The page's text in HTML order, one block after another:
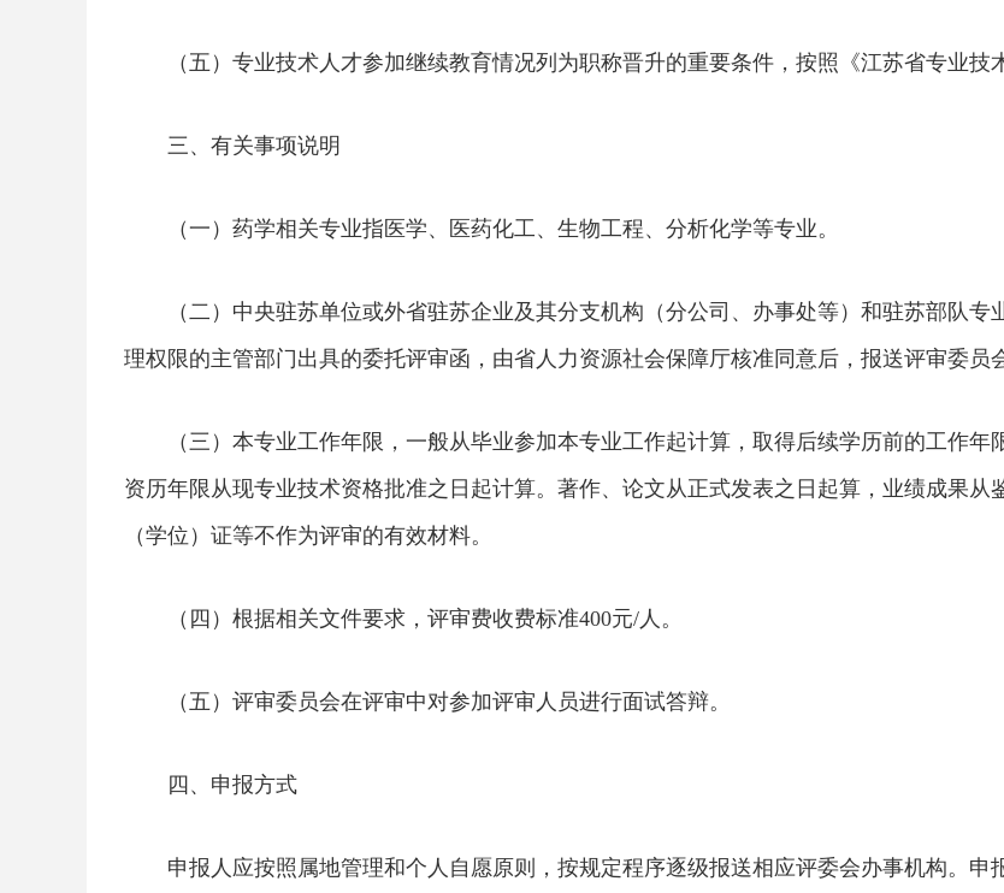
（五）专业技术人才参加继续教育情况列为职称晋升的重要条件，按照《江苏省专业技
三、有关事项说明
（一）药学相关专业指医学、医药化工、生物工程、分析化学等专业。
（二）中央驻苏单位或外省驻苏企业及其分支机构（分公司、办事处等）和驻苏部队
理权限的主管部门出具的委托评审函，由省人力资源社会保障厅核准同意后，报送评审委员
（三）本专业工作年限，一般从毕业参加本专业工作起计算，取得后续学历前的工作
资历年限从现专业技术资格批准之日起计算。著作、论文从正式发表之日起算，业绩成果
（学位）证等不作为评审的有效材料。
（四）根据相关文件要求，评审费收费标准400元/人。
（五）评审委员会在评审中对参加评审人员进行面试答辩。
四、申报方式
申报人应按照属地管理和个人自愿原则，按规定程序逐级报送相应评委会办事机构。